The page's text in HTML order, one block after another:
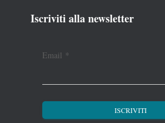
Iscriviti alla newsletter
Email *